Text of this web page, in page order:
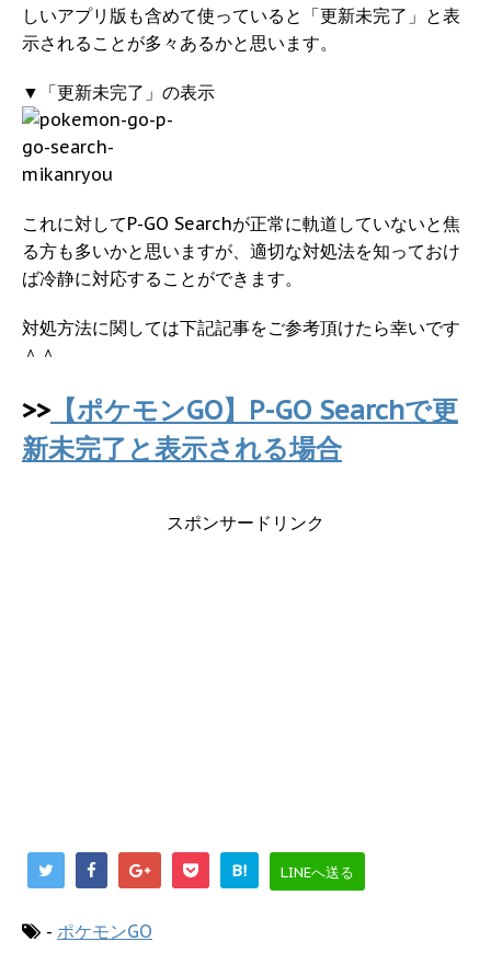
しいアプリ版も含めて使っていると「更新未完了」と表
示されることが多々あるかと思います。
▼「更新未完了」の表示
これに対してP-GO Searchが正常に軌道していないと焦
る方も多いかと思いますが、適切な対処法を知っておけ
ば冷静に対応することができます。
対処方法に関しては下記記事をご参考頂けたら幸いです
＾＾
>> 【ポケモンGO】P-GO Searchで更
新未完了と表示される場合
スポンサードリンク
B! LINEへ送る
- ポケモンGO